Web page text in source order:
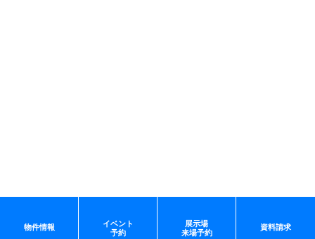
物件情報
イベント
予約
展示場
来場予約
資料請求